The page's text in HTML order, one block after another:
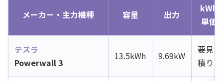
メーカー・主力機種 容量 出力
kWh
単価
テスラ
Powerwall 3
13.5kWh 9.69kW
要見
積り